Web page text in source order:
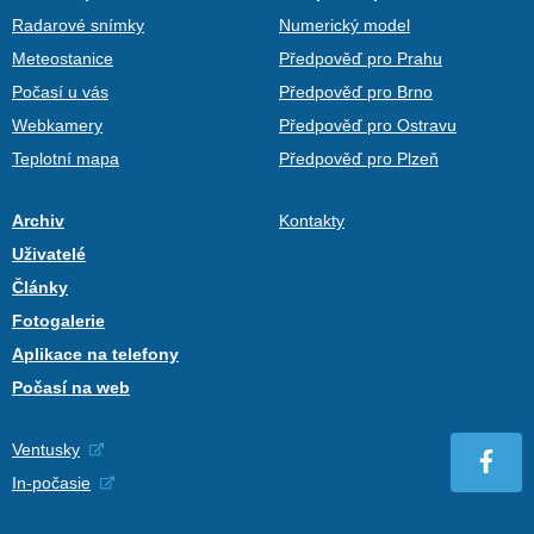
Radarové snímky
Meteostanice
Počasí u vás
Webkamery
Teplotní mapa
Numerický model
Předpověď pro Prahu
Předpověď pro Brno
Předpověď pro Ostravu
Předpověď pro Plzeň
Archiv
Uživatelé
Články
Fotogalerie
Aplikace na telefony
Počasí na web
Kontakty
Ventusky
In-počasie